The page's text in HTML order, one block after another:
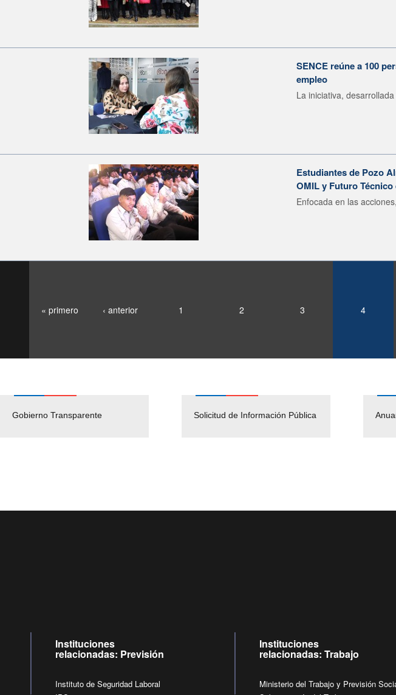
SENCE reúne a 100
empleo
La iniciativa,
Estudiantes de Pozo
OMIL y Futuro
Enfocada en las
« primero ‹ anterior 1 2 3 4
Gobierno Transparente Solicitud de Información Pública
Pago Proveedores
Empleos Públicos
Instituciones
relacionadas: Previsión
Instituto de Seguridad Laboral
Instituciones
relacionadas: Trabajo
Ministerio del Trabajo y Previsión